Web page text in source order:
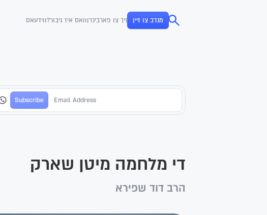
מנדב צו זיין זיך צו פארבינדןוואס איז גיבור?ווידעאס
די מלחמה מיטן שארק
הרב דוד שפירא